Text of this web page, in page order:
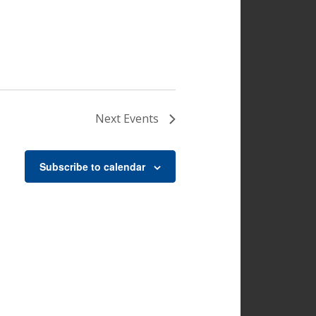
Next Events
Subscribe to calendar